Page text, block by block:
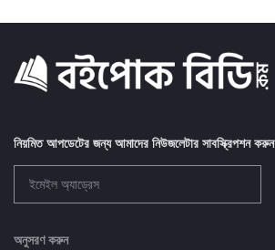
নিয়মিত আপডেটের জন্য আমাদের নিউজলেটার সাবস্ক্রিপশন করুন
অনুসরণ করুন